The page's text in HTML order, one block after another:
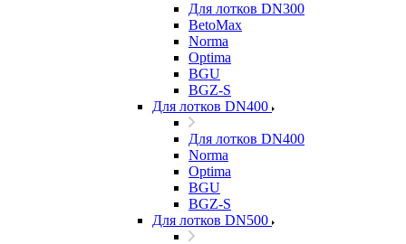
Для лотков DN300
BetoMax
Norma
Optima
BGU
BGZ-S
Для лотков DN400
Для лотков DN400
Norma
Optima
BGU
BGZ-S
Для лотков DN500